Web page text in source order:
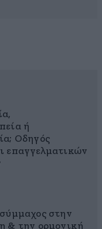
ή
Οδηγός
επαγγελματικών
στην
& την ορμονική